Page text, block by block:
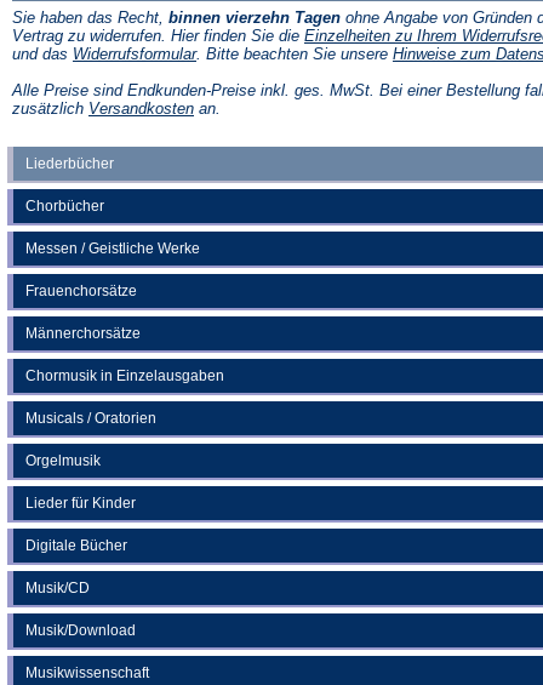
Liederbücher
Chorbücher
Messen / Geistliche Werke
Frauenchorsätze
Männerchorsätze
Chormusik in Einzelausgaben
Musicals / Oratorien
Orgelmusik
Lieder für Kinder
Digitale Bücher
Musik/CD
Musik/Download
Musikwissenschaft
Sie haben das Recht, binnen vierzehn Tagen ohne Angabe von Gründen
Vertrag zu widerrufen. Hier finden Sie die Einzelheiten zu Ihrem
und das Widerrufsformular(Öffnet
einem
neuen
. Bitte beachten Sie unsere Hinweise zum
Alle Preise sind Endkunden-Preise inkl. ges. MwSt. Bei einer Bestellung
zusätzlich Versandkosten(Öffnet
an.